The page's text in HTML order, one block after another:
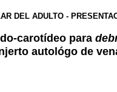
DEL ADULTO -
carotídeo para
autológo de